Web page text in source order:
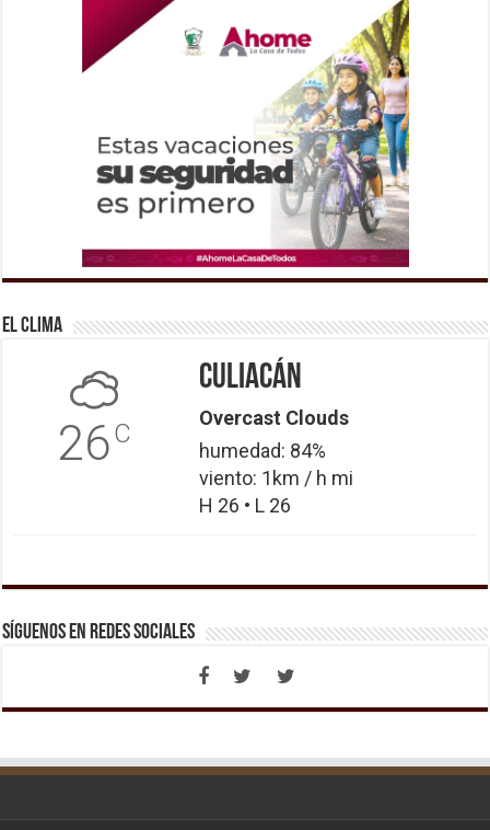
El Clima
26C
Culiacán
Overcast Clouds
humedad: 84%
viento: 1km / h mi
H 26 • L 26
Síguenos en Redes Sociales